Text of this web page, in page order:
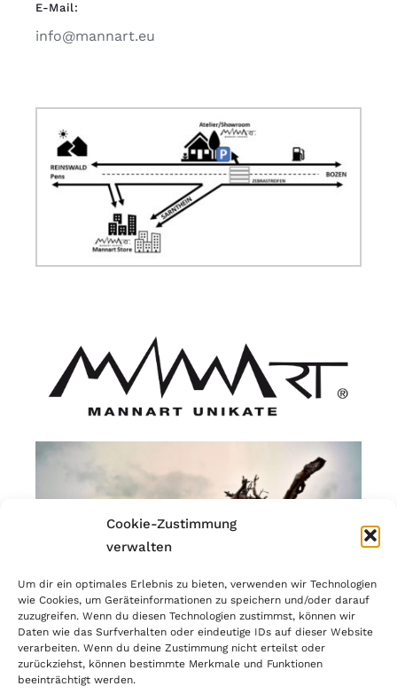
Cookie-Zustimmung
verwalten
Um dir ein optimales Erlebnis zu bieten, verwenden wir Technologien
wie Cookies, um Geräteinformationen zu speichern und/oder darauf
zuzugreifen. Wenn du diesen Technologien zustimmst, können wir
Daten wie das Surfverhalten oder eindeutige IDs auf dieser Website
verarbeiten. Wenn du deine Zustimmung nicht erteilst oder
zurückziehst, können bestimmte Merkmale und Funktionen
beeinträchtigt werden.
E-Mail:
info@mannart.eu